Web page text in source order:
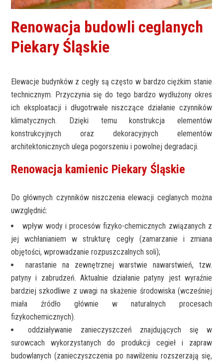
Renowacja budowli ceglanych
Piekary Śląskie
Elewacje budynków z cegły są często w bardzo ciężkim stanie
technicznym. Przyczynia się do tego bardzo wydłużony okres
ich eksploatacji i długotrwałe niszczące działanie czynników
klimatycznych. Dzięki temu konstrukcja elementów
konstrukcyjnych oraz dekoracyjnych elementów
architektonicznych ulega pogorszeniu i powolnej degradacji.
Renowacja kamienic Piekary Śląskie
Do głównych czynników niszczenia elewacji ceglanych można
uwzględnić:
wpływ wody i procesów fizyko-chemicznych związanych z
jej wchłanianiem w strukturę cegły (zamarzanie i zmiana
objętości, wprowadzanie rozpuszczalnych soli);
narastanie na zewnętrznej warstwie nawarstwień, tzw.
patyny i zabrudzeń. Aktualnie działanie patyny jest wyraźnie
bardziej szkodliwe z uwagi na skażenie środowiska (wcześniej
miała źródło głównie w naturalnych procesach
fizykochemicznych).
oddziaływanie zanieczyszczeń znajdujących się w
surowcach wykorzystanych do produkcji cegieł i zapraw
budowlanych (zanieczyszczenia po nawilżeniu rozszerzają się,